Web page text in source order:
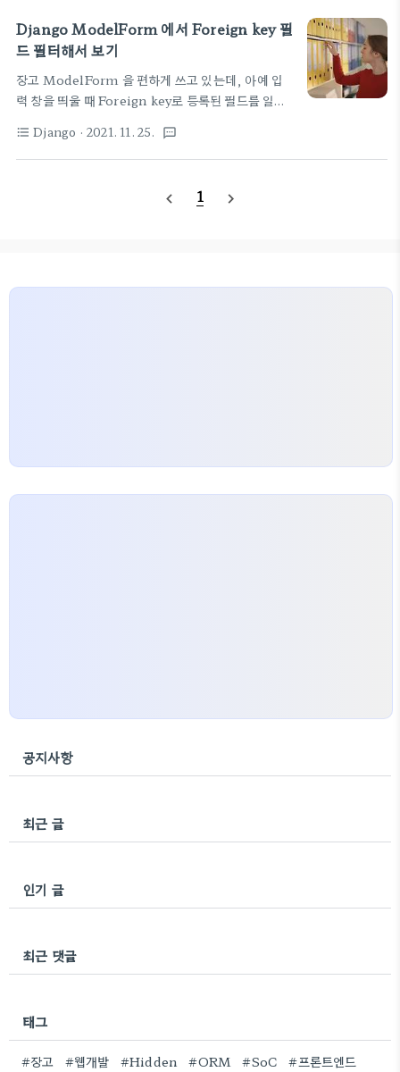
Django ModelForm 에서 Foreign key 필
드 필터해서 보기
장고 ModelForm 을 편하게 쓰고 있는데, 아예 입
력 창을 띄울 때 Foreign key로 등록된 필드를 일부
다. 무슨 overring 하면 될 듯 한데 솔루션을 찾아보
자. (2021.11.25) 업데이트 request.POST 데이
성된 아래 글처럼 선언하면 사용자 변수 위치에 떡 들
__init__(self, *args, **kwargs): self.user =
format_list_bulleted Django · 2021. 11. 25. textsms
navigate_before 1 navigate_next
공지사항
최근 글
인기 글
최근 댓글
태그
#장고 #웹개발 #Hidden #ORM #SoC #프론트엔드